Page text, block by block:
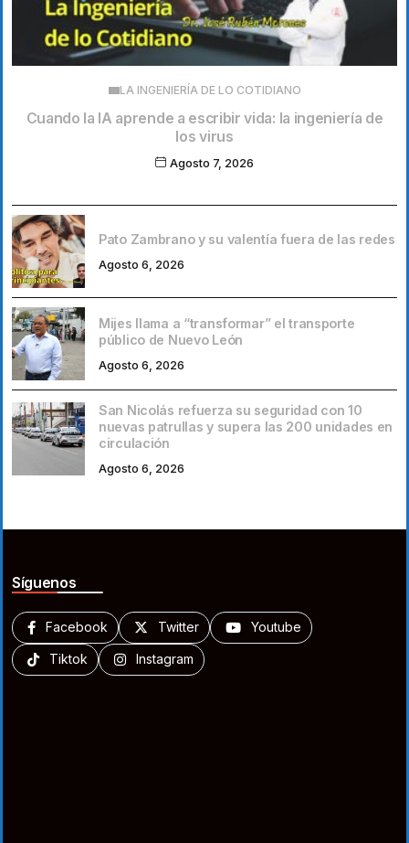
LA INGENIERÍA DE LO COTIDIANO
Cuando la IA aprende a escribir vida: la ingeniería de
los virus
Agosto 7, 2026
Pato Zambrano y su valentía fuera de las redes
Agosto 6, 2026
Mijes llama a “transformar” el transporte
público de Nuevo León
Agosto 6, 2026
San Nicolás refuerza su seguridad con 10
nuevas patrullas y supera las 200 unidades en
circulación
Agosto 6, 2026
Síguenos
Facebook Twitter Youtube
Tiktok Instagram